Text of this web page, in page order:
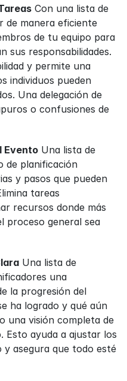
Con una lista de
de manera eficiente
de tu equipo para
sus responsabilidades.
y permite una
individuos pueden
Una delegación de
o confusiones de
Evento Una lista de
de planificación
y pasos que pueden
tareas
recursos donde más
proceso general sea
Una lista de
una
la progresión del
ha logrado y qué aún
una visión completa de
Esto ayuda a ajustar los
y asegura que todo esté